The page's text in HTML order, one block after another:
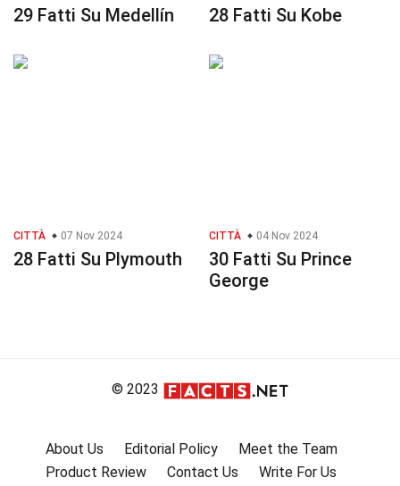
29 Fatti Su Medellín 28 Fatti Su Kobe
CITTÀ 07 Nov 2024
28 Fatti Su Plymouth
CITTÀ 04 Nov 2024
30 Fatti Su Prince
George
© 2023
About Us Editorial Policy
Meet the Team
Product Review
Contact Us
Write For Us